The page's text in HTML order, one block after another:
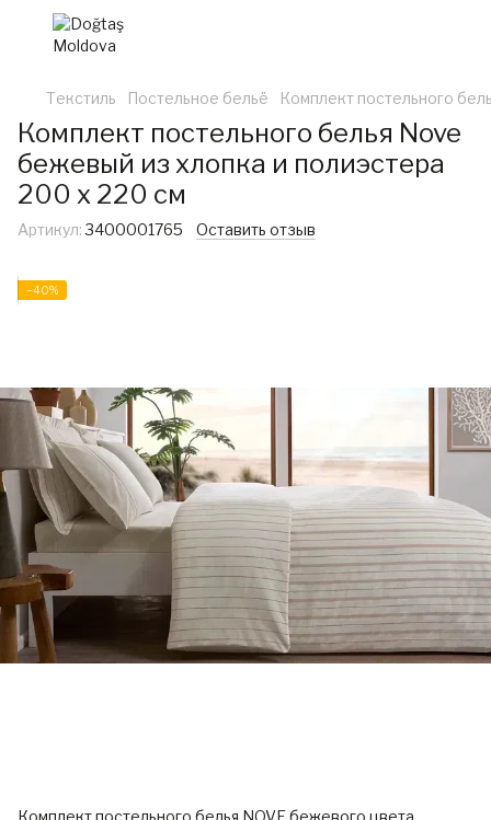
Текстиль Постельное бельё Комплект постельного
Комплект постельного белья Nove
бежевый из хлопка и полиэстера
200 x 220 см
Артикул:3400001765 Оставить отзыв
−40%
Комплект постельного белья NOVE бежевого цвета